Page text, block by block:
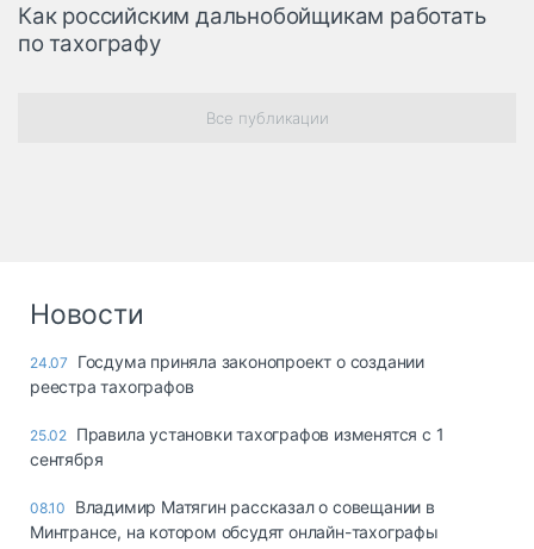
Как российским дальнобойщикам работать
по тахографу
Все публикации
Новости
24.07
Госдума приняла законопроект о создании
реестра тахографов
25.02 Правила установки тахографов изменятся с 1
сентября
08.10
Владимир Матягин рассказал о совещании в
Минтрансе, на котором обсудят онлайн-тахографы